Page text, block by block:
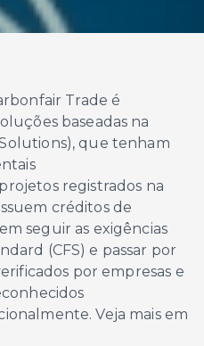
Trade é
baseadas na
que tenham
registrados na
créditos de
seguir as exigências
(CFS) e passar por
por empresas e
Veja mais em